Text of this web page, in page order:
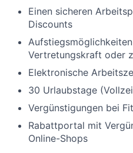
Einen sicheren
Discounts
Vertretungskraft oder
Elektronische
30 Urlaubstage
Vergünstigungen bei
Rabattportal mit
Online-Shops